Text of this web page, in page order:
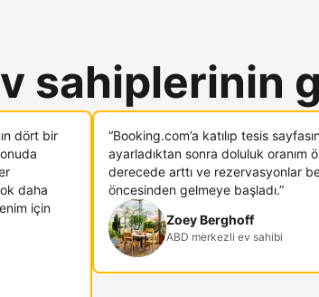
sahiplerinin
dört bir
daha
için
“Booking.com’a katılıp tesis
ayarladıktan sonra doluluk oranım
derecede arttı ve rezervasyonlar
öncesinden gelmeye başladı.”
Zoey Berghoff
ABD merkezli ev sahibi